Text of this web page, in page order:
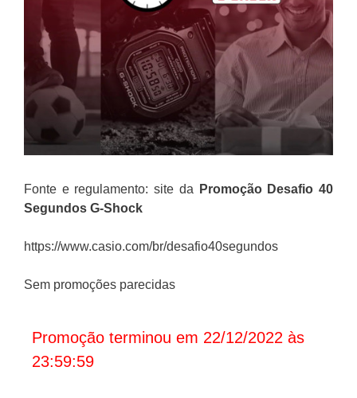
Fonte e regulamento: site da Promoção Desafio 40
Segundos G-Shock
https://www.casio.com/br/desafio40segundos
Sem promoções parecidas
Promoção terminou em 22/12/2022 às
23:59:59